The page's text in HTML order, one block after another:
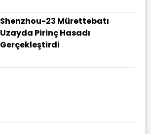
Shenzhou-23 Mürettebatı
Uzayda Pirinç Hasadı
Gerçekleştirdi